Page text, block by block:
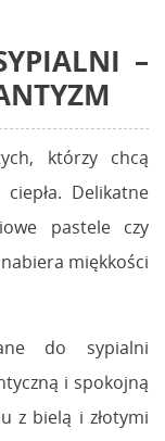
–
którzy chcą
Delikatne
pastele czy
miękkości
do sypialni
i spokojną
z bielą i złotymi